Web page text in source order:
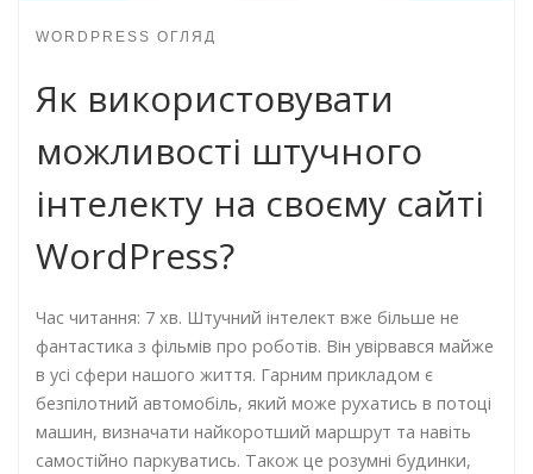
WORDPRESS ОГЛЯД
Як використовувати
можливості штучного
інтелекту на своєму сайті
WordPress?
Час читання: 7 хв. Штучний інтелект вже більше не
фантастика з фільмів про роботів. Він увірвався майже
в усі сфери нашого життя. Гарним прикладом є
безпілотний автомобіль, який може рухатись в потоці
машин, визначати найкоротший маршрут та навіть
самостійно паркуватись. Також це розумні будинки,